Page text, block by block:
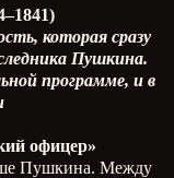
которая сразу
Пушкина.
программе, и в
офицер»
Пушкина. Между